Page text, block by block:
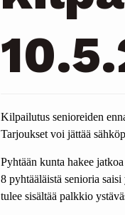
Kilpailutus senioreiden
Tarjoukset voi jättää
Pyhtään kunta hakee
8 pyhtääläistä senioria
tulee sisältää palkkio